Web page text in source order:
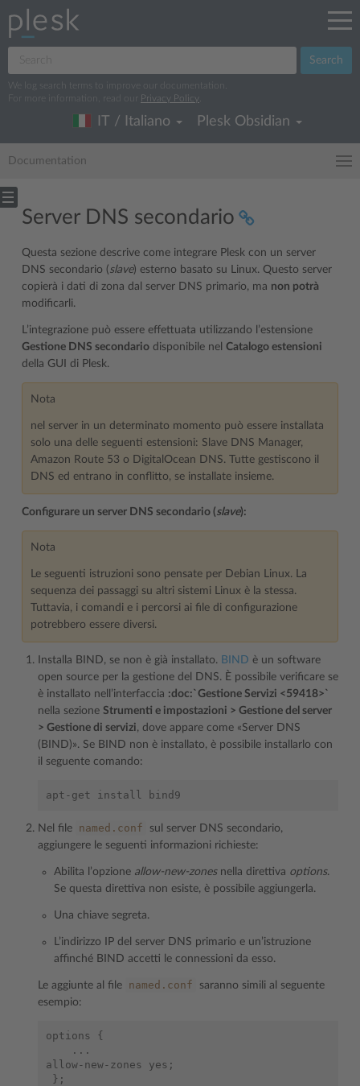
Search
We log search terms to improve our documentation.
For more information, read our
Privacy Policy
IT / Italiano Plesk Obsidian
Documentation
Server DNS secondario
Questa sezione descrive come integrare Plesk con un server
DNS secondario (slave) esterno basato su Linux. Questo server
copierà i dati di zona dal server DNS primario, ma non potrà
modificarli.
L’integrazione può essere effettuata utilizzando l’estensione
Gestione DNS secondario disponibile nel Catalogo estensioni
della GUI di Plesk.
Nota
nel server in un determinato momento può essere installata
solo una delle seguenti estensioni: Slave DNS Manager,
Amazon Route 53 o DigitalOcean DNS. Tutte gestiscono il
DNS ed entrano in conflitto, se installate insieme.
Configurare un server DNS secondario (slave):
Nota
Le seguenti istruzioni sono pensate per Debian Linux. La
sequenza dei passaggi su altri sistemi Linux è la stessa.
Tuttavia, i comandi e i percorsi ai file di configurazione
potrebbero essere diversi.
Installa BIND, se non è già installato. BIND è un software
open source per la gestione del DNS. È possibile verificare se
è installato nell’interfaccia :doc:`Gestione Servizi <59418>`
nella sezione Strumenti e impostazioni > Gestione del server
> Gestione di servizi, dove appare come «Server DNS
(BIND)». Se BIND non è installato, è possibile installarlo con
il seguente comando:
Nel file named.conf
sul server DNS secondario,
aggiungere le seguenti informazioni richieste:
Abilita l’opzione allow-new-zonesnella direttiva options.
Se questa direttiva non esiste, è possibile aggiungerla.
Una chiave segreta.
L’indirizzo IP del server DNS primario e un’istruzione
affinché BIND accetti le connessioni da esso.
Le aggiunte al file named.conf
saranno simili al seguente
esempio:
options {
    ...
allow-new-zones yes;
};